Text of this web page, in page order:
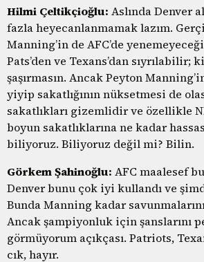
Hilmi Çeltikçioğlu: Aslında Denver
fazla heyecanlanmamak lazım.
Manning’in de AFC’de
Pats’den ve Texans’dan sıyrılabilir;
şaşırmasın. Ancak Peyton
yiyip sakatlığının nüksetmesi de
sakatlıkları gizemlidir ve özellikle
boyun sakatlıklarına ne kadar
biliyoruz. Biliyoruz değil mi? Bilin.
Görkem Şahinoğlu: AFC maalesef
Denver bunu çok iyi kullandı ve
Bunda Manning kadar
Ancak şampiyonluk için şanslarını
görmüyorum açıkçası. Patriots,
cık, hayır.